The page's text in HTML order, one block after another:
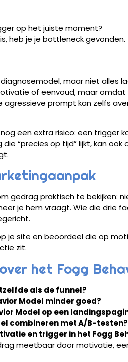
op het juiste moment?
heb je je bottleneck gevonden.
maar niet alles
of eenvoud, maar omdat
prompt kan zelfs
een extra risico: een trigger
die “precies op tijd” lijkt, kan
gedrag praktisch te bekijken:
je hem vraagt. Wie die drie
je site en beoordeel die op
zit.
het Fogg
als de funnel?
Model minder goed?
Model op een
combineren met A/B-testen?
en trigger in het Fogg
meetbaar door motivatie,